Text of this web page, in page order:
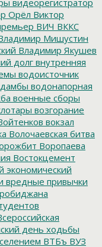
Орёл Виктор
ВИЧ ВККС
Мишустин
Владимир Якушев
долг внутренняя
водоисточник
водонапорная
военные сборы
возгорание
вокзал
Волочаевская битва
Воропаева
Востокцемент
экономический
вредные привычки
день ходьбы
ВТБъ ВУЗ